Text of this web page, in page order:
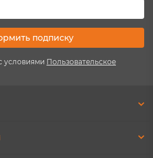
подписку
условиями Пользовательское